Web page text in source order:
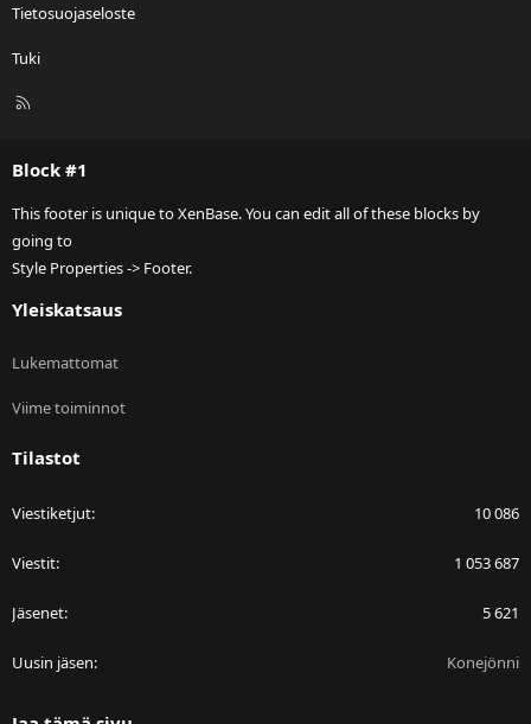
Tietosuojaseloste
Tuki
R
Block #1
This footer is unique to XenBase. You can edit all of these blocks by
going to
Style Properties -> Footer.
Yleiskatsaus
Lukemattomat
Viime toiminnot
Tilastot
Viestiketjut 10 086
Viestit 1 053 687
Jäsenet 5 621
Uusin jäsen Konejönni